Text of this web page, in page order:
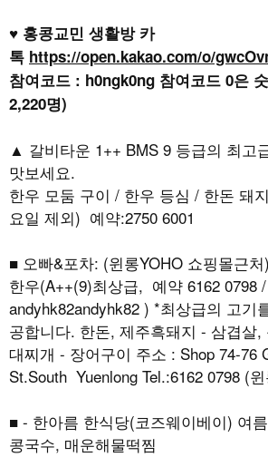
♥ 홍콩교민 생활방 카
톡 https://open.kakao.com/o/
참여코드 : h0ngk0ng 참여코드 0은
2,220명)
▲ 갈비타운 1++ BMS 9 등급의 최고
맛보세요.
한우 모둠 구이 / 한우 등심 / 한돈 돼
요일 제외) 예약:2750 6001
■ 오빠&포차: (윈롱YOHO 쇼핑몰근
한우(A++(9)최상급, 예약 6162 0798
andyhk82andyhk82 ) *최상급의 고기
공합니다. 한돈, 제주흑돼지 - 삼겹살
대찌개 - 장어구이 주소 : Shop 74-76
St.South Yuenlong Tel.:6162 0798 (
■ - 한아름 한식당(코즈웨이베이) 여
콩국수, 매운해물떡찜